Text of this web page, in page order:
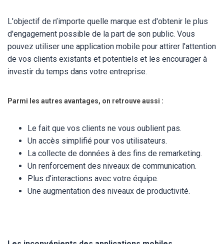
L'objectif de n’importe quelle marque est d'obtenir le plus
d'engagement possible de la part de son public. Vous
pouvez utiliser une application mobile pour attirer l'attention
de vos clients existants et potentiels et les encourager à
investir du temps dans votre entreprise.
Parmi les autres avantages, on retrouve aussi :
Le fait que vos clients ne vous oublient pas.
Un accès simplifié pour vos utilisateurs.
La collecte de données à des fins de remarketing.
Un renforcement des niveaux de communication.
Plus d’interactions avec votre équipe.
Une augmentation des niveaux de productivité.